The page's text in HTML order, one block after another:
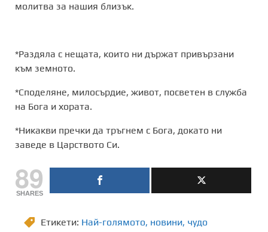
молитва за нашия близък.
*Раздяла с нещата, които ни държат привързани
към земното.
*Споделяне, милосърдие, живот, посветен в служба
на Бога и хората.
*Никакви пречки да тръгнем с Бога, докато ни
заведе в Царството Си.
89
SHARES
Етикети: Най-голямото, новини, чудо